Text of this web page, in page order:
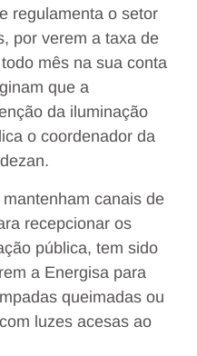
regulamenta o setor
por verem a taxa de
mês na sua conta
que a
da iluminação
o coordenador da
canais de
recepcionar os
pública, tem sido
a Energisa para
queimadas ou
luzes acesas ao